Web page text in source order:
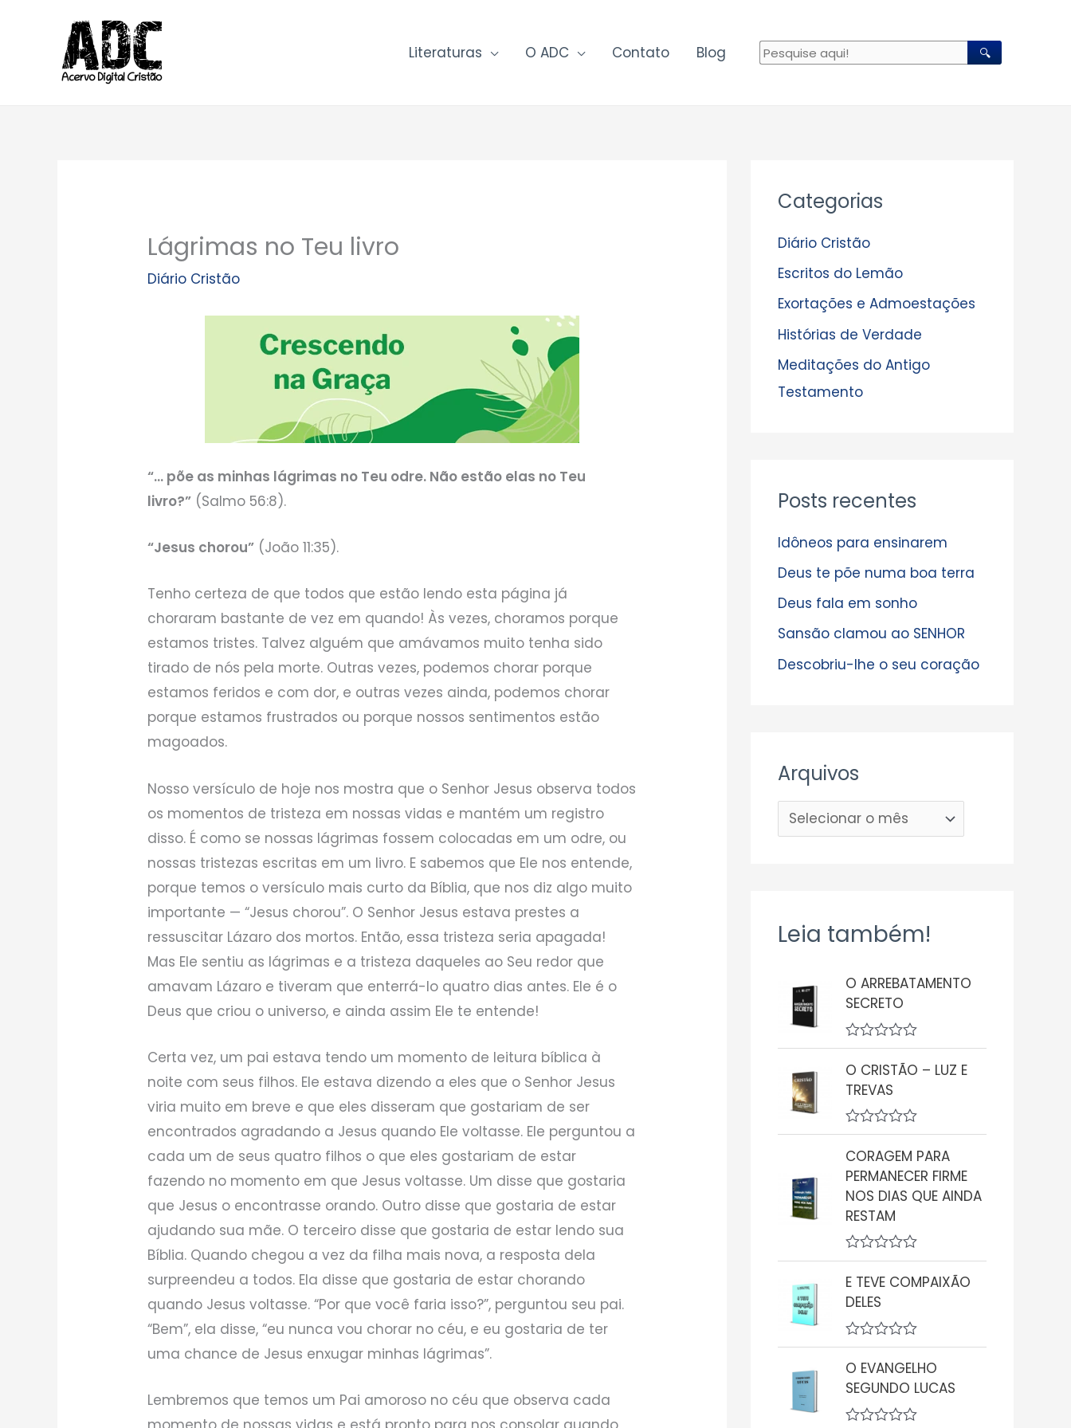
conteúdo
Literaturas O ADC Contato Blog 🔍
Lágrimas no Teu livro
Diário Cristão
“… põe as minhas lágrimas no Teu odre. Não estão elas no Teu
livro?” (Salmo 56:8).
“Jesus chorou” (João 11:35).
Tenho certeza de que todos que estão lendo esta página já
choraram bastante de vez em quando! Às vezes, choramos porque
estamos tristes. Talvez alguém que amávamos muito tenha sido
tirado de nós pela morte. Outras vezes, podemos chorar porque
estamos feridos e com dor, e outras vezes ainda, podemos chorar
porque estamos frustrados ou porque nossos sentimentos estão
magoados.
Nosso versículo de hoje nos mostra que o Senhor Jesus observa todos
os momentos de tristeza em nossas vidas e mantém um registro
disso. É como se nossas lágrimas fossem colocadas em um odre, ou
nossas tristezas escritas em um livro. E sabemos que Ele nos entende,
porque temos o versículo mais curto da Bíblia, que nos diz algo muito
importante — “Jesus chorou”. O Senhor Jesus estava prestes a
ressuscitar Lázaro dos mortos. Então, essa tristeza seria apagada!
Mas Ele sentiu as lágrimas e a tristeza daqueles ao Seu redor que
amavam Lázaro e tiveram que enterrá-lo quatro dias antes. Ele é o
Deus que criou o universo, e ainda assim Ele te entende!
Certa vez, um pai estava tendo um momento de leitura bíblica à
noite com seus filhos. Ele estava dizendo a eles que o Senhor Jesus
viria muito em breve e que eles disseram que gostariam de ser
encontrados agradando a Jesus quando Ele voltasse. Ele perguntou a
cada um de seus quatro filhos o que eles gostariam de estar
fazendo no momento em que Jesus voltasse. Um disse que gostaria
que Jesus o encontrasse orando. Outro disse que gostaria de estar
ajudando sua mãe. O terceiro disse que gostaria de estar lendo sua
Bíblia. Quando chegou a vez da filha mais nova, a resposta dela
surpreendeu a todos. Ela disse que gostaria de estar chorando
quando Jesus voltasse. “Por que você faria isso?”, perguntou seu pai.
“Bem”, ela disse, “eu nunca vou chorar no céu, e eu gostaria de ter
uma chance de Jesus enxugar minhas lágrimas”.
Lembremos que temos um Pai amoroso no céu que observa cada
Categorias
Diário Cristão
Escritos do Lemão
Exortações e Admoestações
Histórias de Verdade
Meditações do Antigo
Testamento
Posts recentes
Idôneos para ensinarem
Deus te põe numa boa terra
Deus fala em sonho
Sansão clamou ao SENHOR
Descobriu-lhe o seu coração
Arquivos
r
u
i
v
o
s
Leia também!
O ARREBATAMENTO
SECRETO
A
v
a
l
a
ç
o
0
d
e
5
O CRISTÃO – LUZ E
TREVAS
A
v
a
l
i
a
ç
o
0
e
5
CORAGEM PARA
PERMANECER FIRME
NOS DIAS QUE AINDA
RESTAM
A
v
a
l
a
o
0
d
e
5
E TEVE COMPAIXÃO
DELES
A
v
a
l
a
O EVANGELHO
SEGUNDO LUCAS